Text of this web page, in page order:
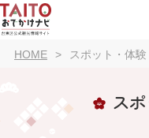
HOME スポット・体験
ス